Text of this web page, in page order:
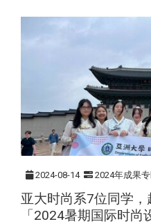
2024-08-14 2024年成果
亚大时尚系7位同学
「2024暑期国际时尚